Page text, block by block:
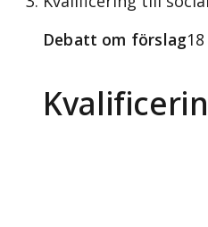
Debatt om förslag